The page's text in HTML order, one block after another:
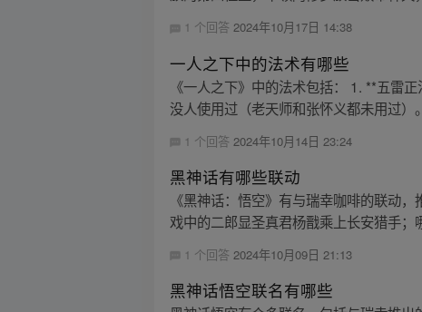
1 个回答2024年10月17日 14:38
一人之下中的法术有哪些
《一人之下》中的法术包括： 1. **五雷
没人使用过（老天师和张怀义都未用过）
1 个回答 2024年10月14日 23:24
黑神话有哪些联动
《黑神话：悟空》有与瑞幸咖啡的联动
戏中的二郎显圣真君杨戬乘上长安猎手
1 个回答 2024年10月09日 21:13
黑神话悟空联名有哪些